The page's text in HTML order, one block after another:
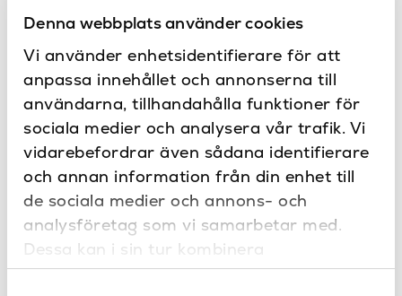
Denna webbplats använder cookies
Vi använder enhetsidentifierare för att
anpassa innehållet och annonserna till
användarna, tillhandahålla funktioner för
sociala medier och analysera vår trafik. Vi
vidarebefordrar även sådana identifierare
och annan information från din enhet till
de sociala medier och annons- och
analysföretag som vi samarbetar med.
Dessa kan i sin tur kombinera
informationen med annan information som
beställa London i valfri RAL-färg. Tveka inte att
på denna länkför att få pris på aktuella färger.
Bra att veta
Monteras med dold eldragning för VP-rör.
London är vätskefylld och värms av en elpatron som drivs av
ström.
Specifikationer
Anslutning